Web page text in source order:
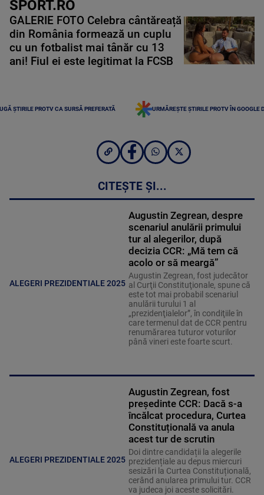
SPORT.RO
GALERIE FOTO Celebra cântăreață
din România formează un cuplu
cu un fotbalist mai tânăr cu 13
ani! Fiul ei este legitimat la FCSB
ȘTIRILE PROTV CA SURSĂ PREFERATĂ URMĂREȘTE ȘTIRILE PROTV ÎN GOOGLE
CITEȘTE ȘI...
ALEGERI PREZIDENTIALE 2025
Augustin Zegrean, despre
scenariul anulării primului
tur al alegerilor, după
decizia CCR: „Mă tem că
acolo or să meargă”
Augustin Zegrean, fost judecător
al Curţii Constituţionale, spune că
este tot mai probabil scenariul
anulării turului 1 al
„prezidenţialelor”, în condiţiile în
care termenul dat de CCR pentru
renumărarea tuturor voturilor
până vineri este foarte scurt.
ALEGERI PREZIDENTIALE 2025
Augustin Zegrean, fost
președinte CCR: Dacă s-a
încălcat procedura, Curtea
Constituțională va anula
acest tur de scrutin
Doi dintre candidații la alegerile
prezidențiale au depus miercuri
sesizări la Curtea Constituțională,
cerând anularea primului tur. CCR
va judeca joi aceste solicitări.